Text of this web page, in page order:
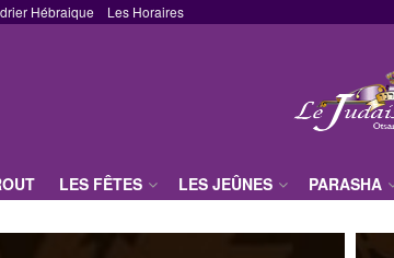
Hébraique Les Horaires
LES FÊTES LES JEÛNES PARASHA